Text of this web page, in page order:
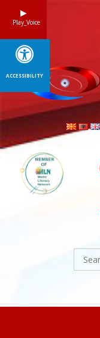
Search
for:
Play_Voice
ACCESSIBILITY